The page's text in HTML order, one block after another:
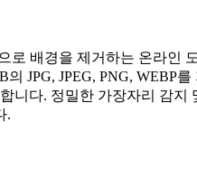
배경을 제거하는 온라인
JPG, JPEG, PNG, WEBP
다. 정밀한 가장자리 감
.